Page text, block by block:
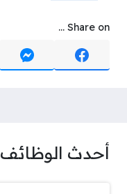
Share on ...
أحدث الوظائف